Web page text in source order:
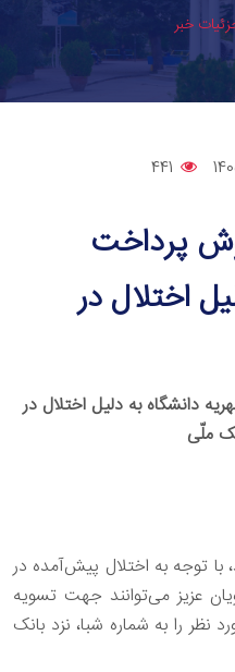
خبر
441
پرداخت
اختلال در
دانشگاه به دلیل اختلال در
ملّی
توجه به اختلال پیش‌آمده در
عزیز می‌توانند جهت تسویه
نظر را به شماره شبا، نزد بانک